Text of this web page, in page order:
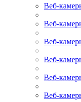
Веб-
Веб-
Веб-
Веб-
Веб-
Веб-